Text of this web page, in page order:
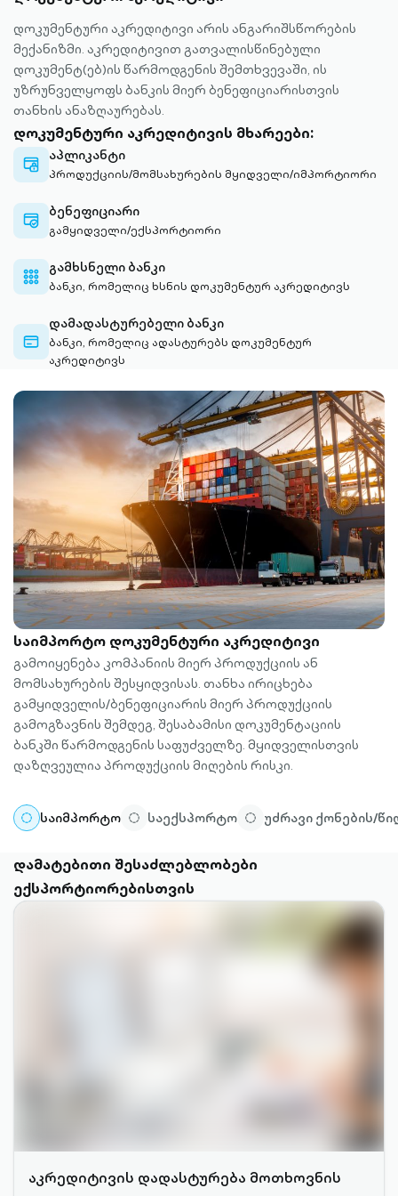
დოკუმენტური აკრედიტივი არის ანგარიშსწორების
მექანიზმი. აკრედიტივით გათვალისწინებული
დოკუმენტ(ებ)ის წარმოდგენის შემთხვევაში, ის
უზრუნველყოფს ბანკის მიერ ბენეფიციარისთვის
თანხის ანაზღაურებას.
დოკუმენტური აკრედიტივის მხარეები:
credit-
card-
outlined
აპლიკანტი
პროდუქციის/მომსახურების მყიდველი/იმპორტიორი
credit-
card-
outlined
ბენეფიციარი
გამყიდველი/ექსპორტიორი
keypad-
outlined
გამხსნელი ბანკი
ბანკი, რომელიც ხსნის დოკუმენტურ აკრედიტივს
credit-
card-
დამადასტურებელი ბანკი
ბანკი, რომელიც ადასტურებს დოკუმენტურ
აკრედიტივს
საიმპორტო დოკუმენტური აკრედიტივი
გამოიყენება კომპანიის მიერ პროდუქციის ან
მომსახურების შესყიდვისას. თანხა ირიცხება
გამყიდველის/ბენეფიციარის მიერ პროდუქციის
გამოგზავნის შემდეგ, შესაბამისი დოკუმენტაციის
ბანკში წარმოდგენის საფუძველზე. მყიდველისთვის
დაზღვეულია პროდუქციის მიღების რისკი.
საიმპორტო საექსპორტო უძრავი ქონების/
დამატებითი შესაძლებლობები
ექსპორტიორებისთვის
აკრედიტივის დადასტურება მოთხოვნის